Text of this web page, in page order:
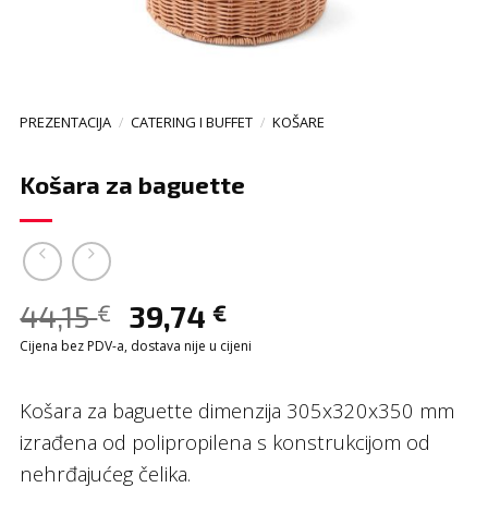
PREZENTACIJA / CATERING I BUFFET / KOŠARE
Košara za baguette
44,15€ 39,74 €
Cijena bez PDV-a, dostava nije u cijeni
Košara za baguette dimenzija 305x320x350 mm
izrađena od polipropilena s konstrukcijom od
nehrđajućeg čelika.